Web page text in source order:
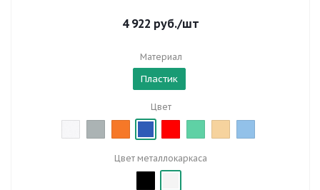
4 922 руб./шт
Материал
Пластик
Цвет
Цвет металлокаркаса